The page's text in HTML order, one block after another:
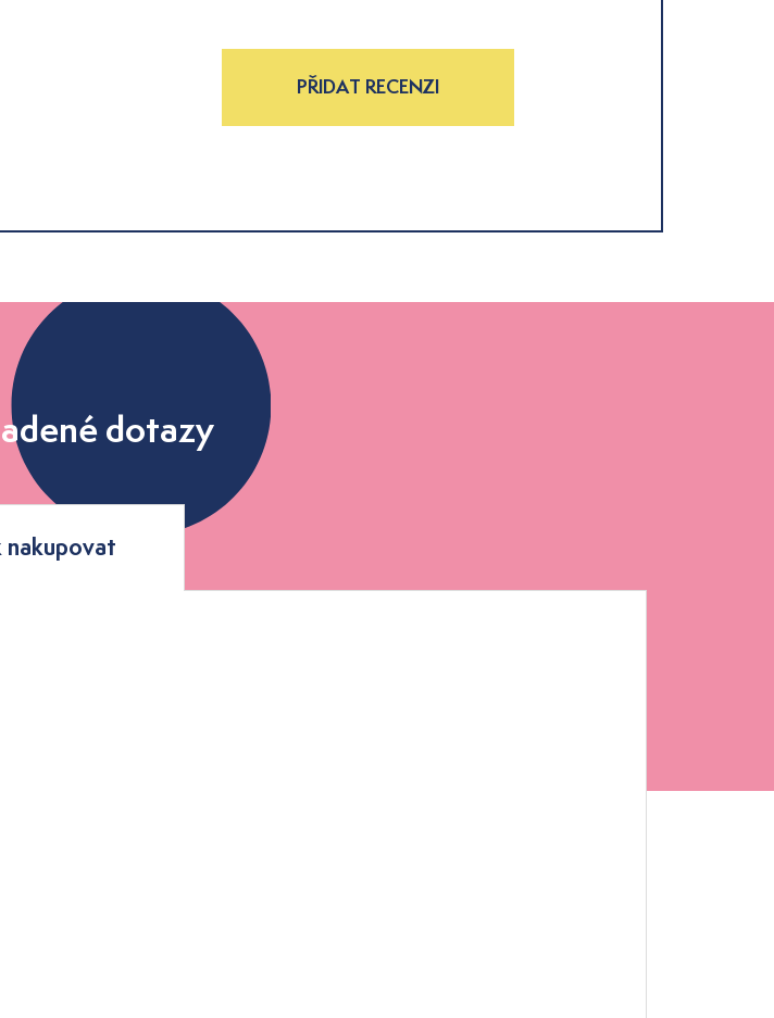
PŘIDAT RECENZI
dotazy
nakupovat